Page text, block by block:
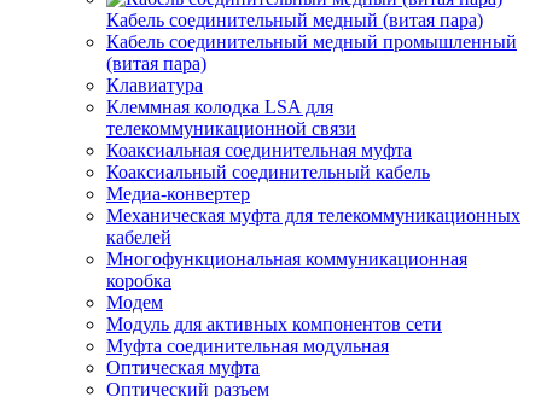
Кабель соединительный медный (витая пара)
Кабель соединительный медный промышленный
(витая пара)
Клавиатура
Клеммная колодка LSA для
телекоммуникационной связи
Коаксиальная соединительная муфта
Коаксиальный соединительный кабель
Медиа-конвертер
Механическая муфта для телекоммуникационных
кабелей
Многофункциональная коммуникационная
коробка
Модем
Модуль для активных компонентов сети
Муфта соединительная модульная
Оптическая муфта
Оптический разъем